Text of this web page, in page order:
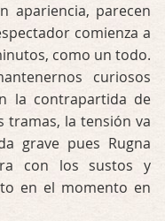
apariencia, parecen
comienza a
como un todo.
curiosos
la contrapartida de
tramas, la tensión va
grave pues Rugna
con los sustos y
en el momento en